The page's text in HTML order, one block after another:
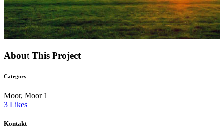
About This Project
Category
Moor, Moor 1
3 Likes
Kontakt